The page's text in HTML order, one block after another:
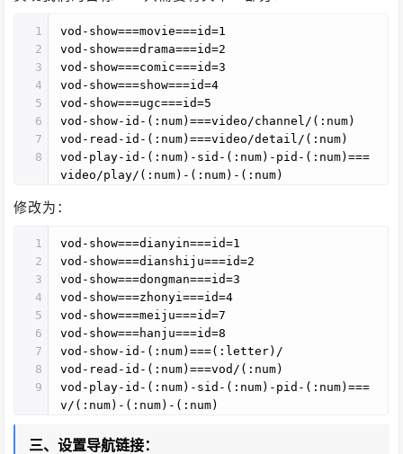
1
2
3
4
5
6
7
8
vod-show===movie===id=1
vod-show===drama===id=2
vod-show===comic===id=3
vod-show===show===id=4
vod-show===ugc===id=5
vod-show-id-(:num)===video/channel/(:num)
vod-read-id-(:num)===video/detail/(:num)
vod-play-id-(:num)-sid-(:num)-pid-(:num)===
video/play/(:num)-(:num)-(:num)
修改为：
1
2
3
4
5
6
7
8
9
vod-show===dianyin===id=1
vod-show===dianshiju===id=2
vod-show===dongman===id=3
vod-show===zhonyi===id=4
vod-show===meiju===id=7
vod-show===hanju===id=8
vod-show-id-(:num)===(:letter)/
vod-read-id-(:num)===vod/(:num)
vod-play-id-(:num)-sid-(:num)-pid-(:num)===
v/(:num)-(:num)-(:num)
三、设置导航链接：